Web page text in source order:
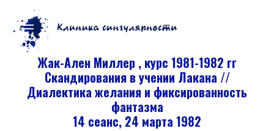
Жак-Ален Миллер , курс 1981-1982 гг
Скандирования в учении Лакана //
Диалектика желания и фиксированность
фантазма
14 сеанс, 24 марта 1982